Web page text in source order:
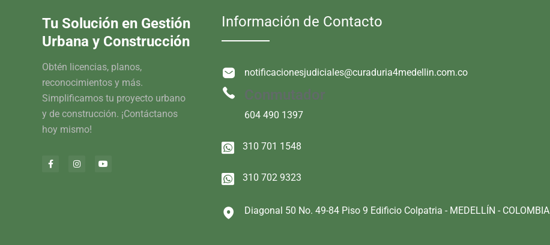
Tu Solución en Gestión
Urbana y Construcción
Obtén licencias, planos,
reconocimientos y más.
Simplificamos tu proyecto urbano
y de construcción. ¡Contáctanos
hoy mismo!
Información de Contacto
notificacionesjudiciales@curaduria4medellin.com.co
Conmutador
604 490 1397
310 701 1548
310 702 9323
Diagonal 50 No. 49-84 Piso 9 Edificio Colpatria - MEDELLÍN - COLOMBIA